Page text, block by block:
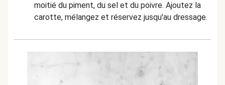
moitié du piment, du sel et du poivre. Ajoutez la
carotte, mélangez et réservez jusqu'au dressage.